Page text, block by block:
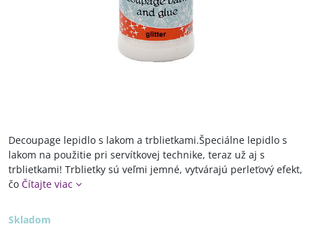
Decoupage lepidlo s lakom a trblietkami.Špeciálne lepidlo s
lakom na použitie pri servítkovej technike, teraz už aj s
trblietkami! Trblietky sú veľmi jemné, vytvárajú perleťový efekt,
čo Čítajte viac
Skladom